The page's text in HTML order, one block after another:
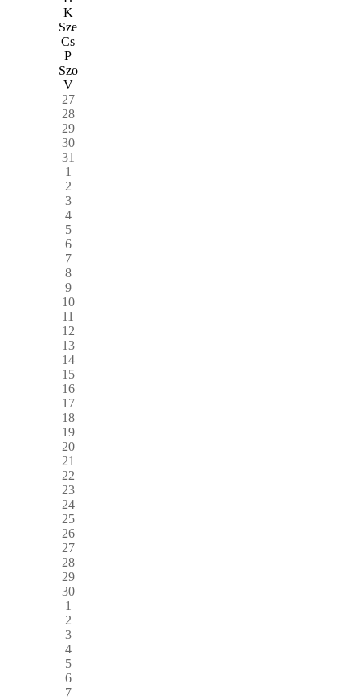
K
Sze
Cs
P
Szo
V
27
28
29
30
31
1
2
3
4
5
6
7
8
9
10
11
12
13
14
15
16
17
18
19
20
21
22
23
24
25
26
27
28
29
30
1
2
3
4
5
6
7